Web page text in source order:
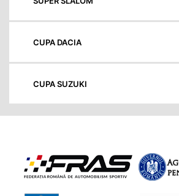
CUPA DACIA
CUPA SUZUKI